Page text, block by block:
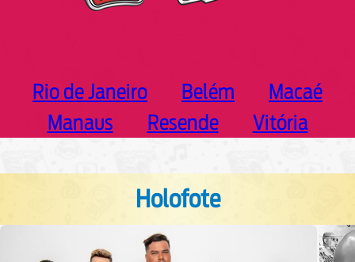
Rio de Janeiro Belém
Macaé
Manaus
Resende Vitória
Holofote